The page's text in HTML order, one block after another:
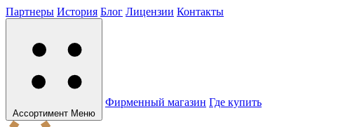
Партнеры История Блог Лицензии Контакты
Ассортимент Меню
Фирменный магазин Где купить